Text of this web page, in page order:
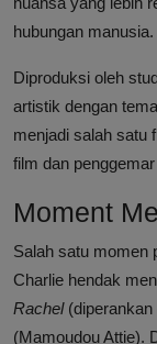
hubungan manusia.
Diproduksi oleh
artistik dengan
menjadi salah satu
film dan
Moment
Salah satu momen
Charlie hendak
Rachel(diperankan
(Mamoudou Attie).